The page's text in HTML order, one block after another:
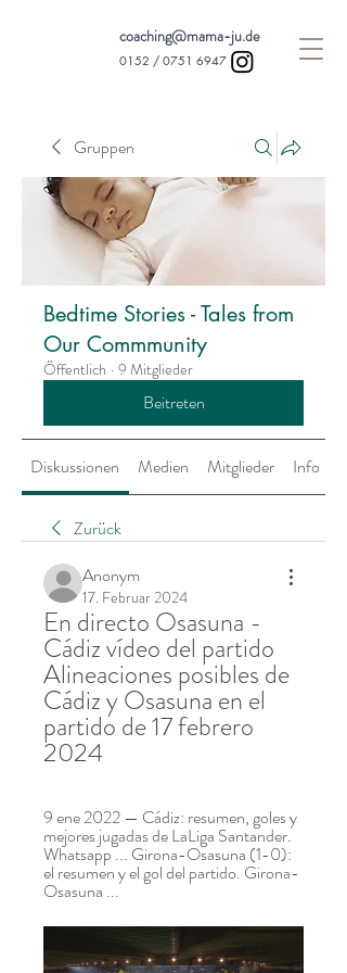
coaching@mama-ju.de
0152 / 0751 6947
Gruppen
Bedtime Stories - Tales from
Our Commmunity
Öffentlich · 9 Mitglieder
Beitreten
Diskussionen Medien Mitglieder Info
Zurück
Anonym
17. Februar 2024
En directo Osasuna -
Cádiz vídeo del partido
Alineaciones posibles de
Cádiz y Osasuna en el
partido de 17 febrero
2024
9 ene 2022 — Cádiz: resumen, goles y
mejores jugadas de LaLiga Santander.
Whatsapp ... Girona-Osasuna (1-0):
el resumen y el gol del partido. Girona-
Osasuna ...